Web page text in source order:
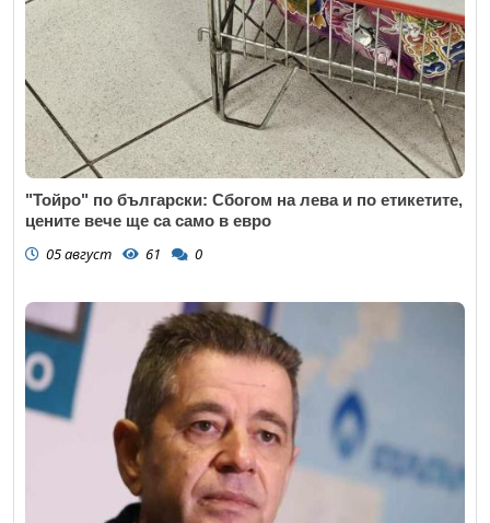
"Тойро" по български: Сбогом на лева и по етикетите,
цените вече ще са само в евро
05 август 61 0